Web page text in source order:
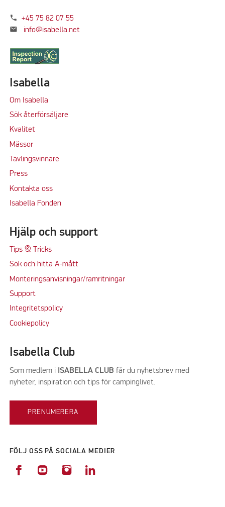
phone +45 75 82 07 55
mail info@isabella.net
Isabella
Om Isabella
Sök återförsäljare
Kvalitet
Mässor
Tävlingsvinnare
Press
Kontakta oss
Isabella Fonden
Hjälp och support
Tips & Tricks
Sök och hitta A-mått
Monteringsanvisningar/ramritningar
Support
Integritetspolicy
Cookiepolicy
Isabella Club
Som medlem i ISABELLA CLUB får du nyhetsbrev med
nyheter, inspiration och tips för campinglivet.
PRENUMERERA
FÖLJ OSS PÅ SOCIALA MEDIER